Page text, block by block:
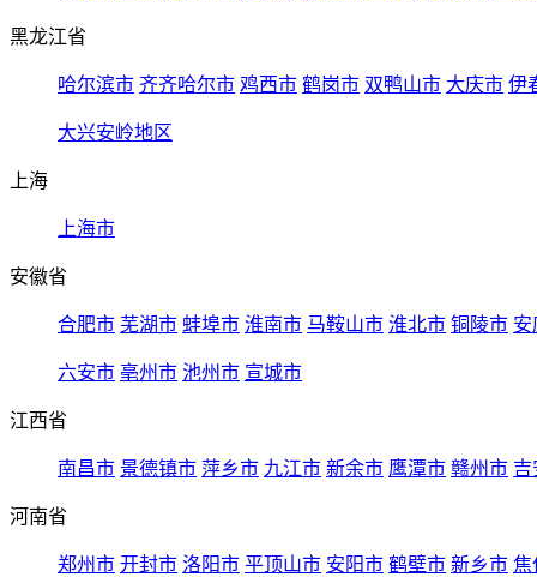
黑龙江省
哈尔滨市 齐齐哈尔市 鸡西市 鹤岗市 双鸭山市 大庆市 伊
大兴安岭地区
上海
上海市
安徽省
合肥市 芜湖市 蚌埠市 淮南市 马鞍山市 淮北市 铜陵市 安
六安市 亳州市 池州市 宣城市
江西省
南昌市 景德镇市 萍乡市 九江市 新余市 鹰潭市 赣州市 吉
河南省
郑州市 开封市 洛阳市 平顶山市 安阳市 鹤壁市 新乡市 焦